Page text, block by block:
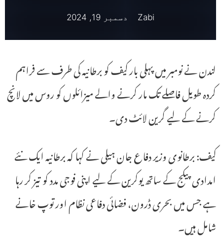
Zabi دسمبر 19, 2024
لندن نے نومبر میں پہلی بار کیف کو برطانیہ کی طرف سے فراہم
کردہ طویل فاصلے تک مار کرنے والے میزائلوں کو روس میں لانچ
کرنے کے لیے گرین لائٹ دی۔
کیف: برطانوی وزیر دفاع جان ہیلی نے کہا کہ برطانیہ ایک نئے
امدادی پیکج کے ساتھ یوکرین کے لیے اپنی فوجی مدد کو تیز کر رہا
ہے جس میں بحری ڈرون، فضائی دفاعی نظام اور توپ خانے
شامل ہیں۔